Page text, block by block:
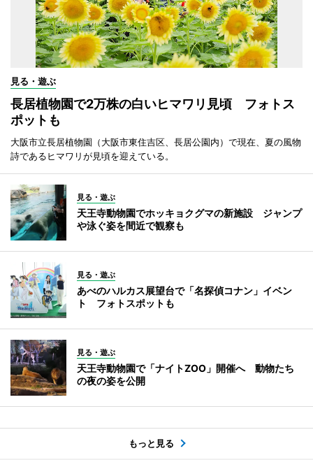
見る・遊ぶ
長居植物園で2万株の白いヒマワリ見頃 フォトス
ポットも
大阪市立長居植物園（大阪市東住吉区、長居公園内）で現在、夏の風物
詩であるヒマワリが見頃を迎えている。
見る・遊ぶ
天王寺動物園でホッキョクグマの新施設 ジャンプ
や泳ぐ姿を間近で観察も
見る・遊ぶ
あべのハルカス展望台で「名探偵コナン」イベン
ト フォトスポットも
見る・遊ぶ
天王寺動物園で「ナイトZOO」開催へ 動物たち
の夜の姿を公開
もっと見る